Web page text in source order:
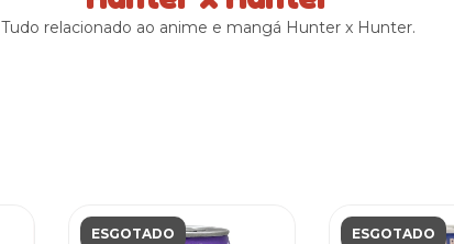
Tudo relacionado ao anime e mangá Hunter x Hunter.
ESGOTADO ESGOTADO